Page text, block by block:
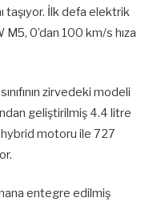
taşıyor. İlk defa elektrik
0’dan 100 km/s hıza
zirvedeki modeli
geliştirilmiş 4.4 litre
motoru ile 727
entegre edilmiş